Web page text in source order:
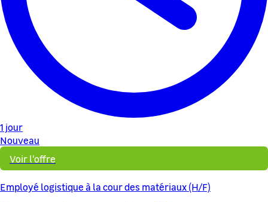
1 jour
Nouveau
Voir l'offre
Employé logistique à la cour des matériaux (H/F)